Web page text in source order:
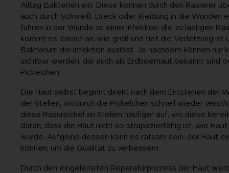
Alltag Bakterien ein. Diese können durch den Rasierer
auch durch Schweiß, Dreck oder Kleidung in die Wunden
führen in der Wunde zu einer Infektion, die zu lästigen
kommt es darauf an, wie groß und tief die Verletzung ist
Bakterium die Infektion auslöst. Je nachdem können nur
sichtbar werden, die auch als Erdbeerhaut bekannt sind
Pickelchen.
Die Haut selbst beginnt direkt nach dem Entstehen der
der Stellen, wodurch die Pickelchen schnell wieder
diese Rasurpickel an Stellen häufiger auf, wo diese
daran, dass die Haut nicht so strapazierfähig ist, wie
wurde. Aufgrund dessen kann es ratsam sein, der Haut
können, um die Qualität zu verbessern.
Durch den eingeleiteten Reparaturprozess der Haut